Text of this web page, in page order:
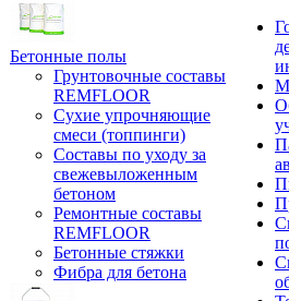
Бетонные полы
Грунтовочные составы
REMFLOOR
Сухие упрочняющие
смеси (топпинги)
Составы по уходу за
свежевыложенным
бетоном
Ремонтные составы
REMFLOOR
Бетонные стяжки
Фибра для бетона